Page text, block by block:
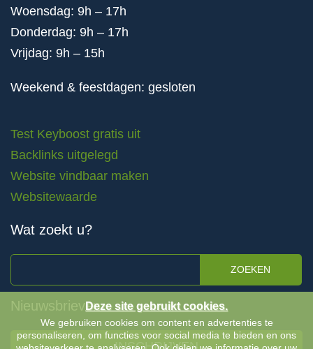
Woensdag: 9h – 17h
Donderdag: 9h – 17h
Vrijdag: 9h – 15h
Weekend & feestdagen: gesloten
Test Keyboost gratis uit
Backlinks uitgelegd
Website vindbaar maken
Websitewaarde
Wat zoekt u?
ZOEKEN
NieuwsbrievenDeze site gebruikt cookies.
We gebruiken cookies om content en advertenties te
personaliseren, om functies voor social media te bieden en ons